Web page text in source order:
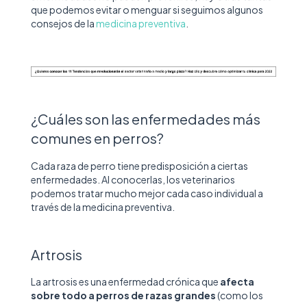
que podemos evitar o menguar si seguimos algunos
consejos de lamedicina preventiva
¿Cuáles son las enfermedades más
comunes en perros?
Cada raza de perro tiene predisposición a ciertas
enfermedades. Al conocerlas, los veterinarios
podemos tratar mucho mejor cada caso individual a
través de la medicina preventiva.
Artrosis
La artrosis es una enfermedad crónica que afecta
sobre todo a perros de razas grandes(como los